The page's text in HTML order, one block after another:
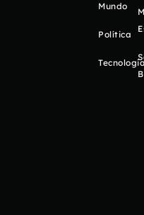
Mundo
Política